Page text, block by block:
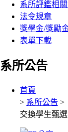
系所評鑑相
法令規章
獎學金/獎勵
表單下載
系所公告
首頁
> 系所公告 >
交換學生甄